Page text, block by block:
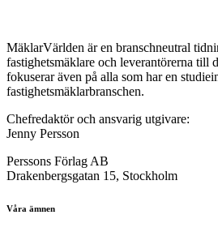
MäklarVärlden är en branschneutral
fastighetsmäklare och leverantörerna till
fokuserar även på alla som har en
fastighetsmäklarbranschen.
Chefredaktör och ansvarig utgivare:
Jenny Persson
Perssons Förlag AB
Drakenbergsgatan 15, Stockholm
Våra ämnen